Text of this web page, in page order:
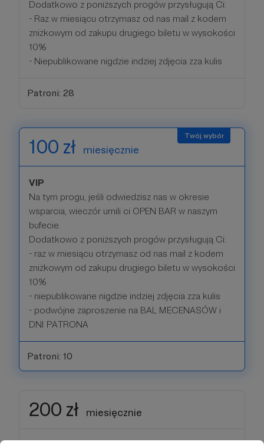
Dodatkowo z poniższych progów przysługują Ci:
- Raz w miesiącu otrzymasz od nas mail z kodem
zniżkowym od zakupu drugiego biletu w wysokości
10%
- Niepublikowane nigdzie indziej zdjęcia zza kulis
Patroni: 28
100 zł miesięcznie
VIP
Na tym progu, jeśli odwiedzisz nas w okresie
wsparcia, wieczór umili ci OPEN BAR w naszym
bufecie.
Dodatkowo z poniższych progów przysługują Ci:
- raz w miesiącu otrzymasz od nas mail z kodem
zniżkowym od zakupu drugiego biletu w wysokości
10%
- niepublikowane nigdzie indziej zdjęcia zza kulis
- podwójne zaproszenie na BAL MECENASÓW i
DNI PATRONA
Patroni: 10
200 zł miesięcznie